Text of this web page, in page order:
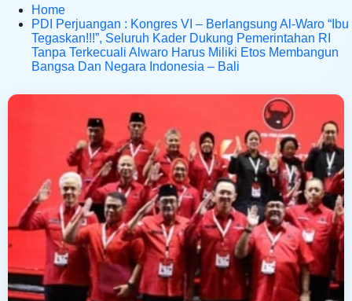
Home
PDI Perjuangan : Kongres VI – Berlangsung Al-Waro “Ibu
Tegaskan!!!”, Seluruh Kader Dukung Pemerintahan RI
Tanpa Terkecuali Alwaro Harus Miliki Etos Membangun
Bangsa Dan Negara Indonesia – Bali